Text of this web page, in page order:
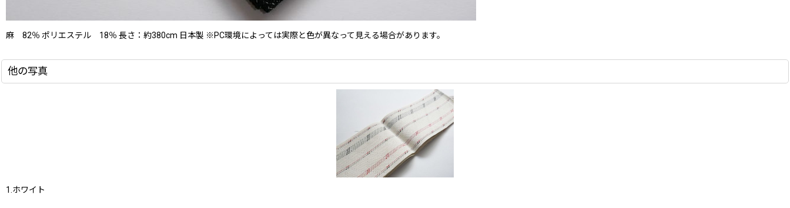
麻 82％ ポリエステル 18％ 長さ：約380cm 日本製 ※PC環境によっては実際と色が異なって見える場合があります。
他の写真
1.ホワイト